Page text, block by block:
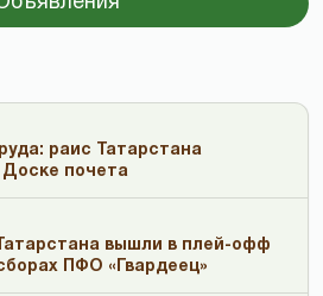
раис Татарстана
Доске почета
вышли в плей-офф
ПФО «Гвардеец»